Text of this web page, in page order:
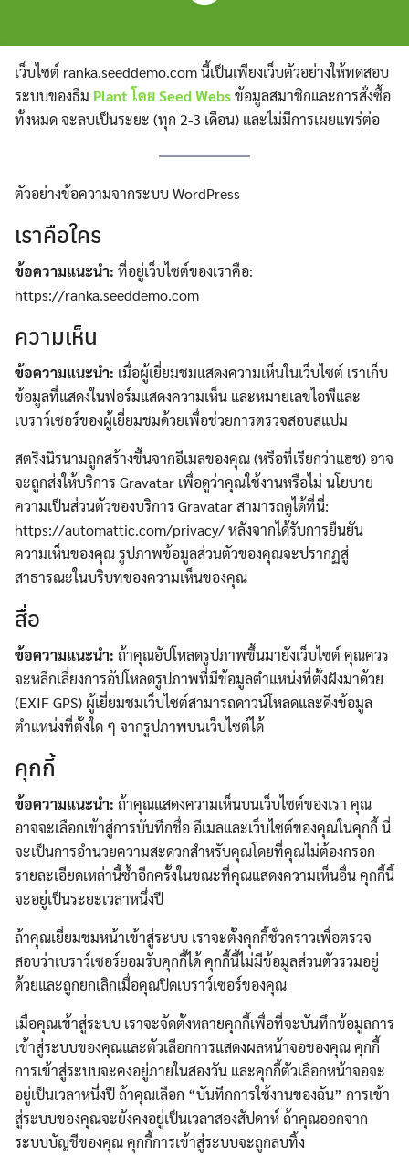
content
เว็บไซต์ ranka.seeddemo.com นี้เป็นเพียงเว็บตัวอย่างให้ทดสอบ
ระบบของธีม Plant โดย Seed Websข้อมูลสมาชิกและการสั่งซื้อ
ทั้งหมด จะลบเป็นระยะ (ทุก 2-3 เดือน) และไม่มีการเผยแพร่ต่อ
ตัวอย่างข้อความจากระบบ WordPress
เราคือใคร
ข้อความแนะนำ: ที่อยู่เว็บไซต์ของเราคือ:
https://ranka.seeddemo.com
ความเห็น
ข้อความแนะนำ: เมื่อผู้เยี่ยมชมแสดงความเห็นในเว็บไซต์ เราเก็บ
ข้อมูลที่แสดงในฟอร์มแสดงความเห็น และหมายเลขไอพีและ
เบราว์เซอร์ของผู้เยี่ยมชมด้วยเพื่อช่วยการตรวจสอบสแปม
สตริงนิรนามถูกสร้างขึ้นจากอีเมลของคุณ (หรือที่เรียกว่าแฮช) อาจ
จะถูกส่งให้บริการ Gravatar เพื่อดูว่าคุณใช้งานหรือไม่ นโยบาย
ความเป็นส่วนตัวของบริการ Gravatar สามารถดูได้ที่นี่:
https://automattic.com/privacy/ หลังจากได้รับการยืนยัน
ความเห็นของคุณ รูปภาพข้อมูลส่วนตัวของคุณจะปรากฏสู่
สาธารณะในบริบทของความเห็นของคุณ
สื่อ
ข้อความแนะนำ: ถ้าคุณอัปโหลดรูปภาพขึ้นมายังเว็บไซต์ คุณควร
จะหลีกเลี่ยงการอัปโหลดรูปภาพที่มีข้อมูลตำแหน่งที่ตั้งฝังมาด้วย
(EXIF GPS) ผู้เยี่ยมชมเว็บไซต์สามารถดาวน์โหลดและดึงข้อมูล
ตำแหน่งที่ตั้งใด ๆ จากรูปภาพบนเว็บไซต์ได้
คุกกี้
ข้อความแนะนำ: ถ้าคุณแสดงความเห็นบนเว็บไซต์ของเรา คุณ
อาจจะเลือกเข้าสู่การบันทึกชื่อ อีเมลและเว็บไซต์ของคุณในคุกกี้ นี่
จะเป็นการอำนวยความสะดวกสำหรับคุณโดยที่คุณไม่ต้องกรอก
รายละเอียดเหล่านี้ซ้ำอีกครั้งในขณะที่คุณแสดงความเห็นอื่น คุกกี้นี้
จะอยู่เป็นระยะเวลาหนึ่งปี
ถ้าคุณเยี่ยมชมหน้าเข้าสู่ระบบ เราจะตั้งคุกกี้ชั่วคราวเพื่อตรวจ
สอบว่าเบราว์เซอร์ยอมรับคุกกี้ได้ คุกกี้นี้ไม่มีข้อมูลส่วนตัวรวมอยู่
ด้วยและถูกยกเลิกเมื่อคุณปิดเบราว์เซอร์ของคุณ
เมื่อคุณเข้าสู่ระบบ เราจะจัดตั้งหลายคุกกี้เพื่อที่จะบันทึกข้อมูลการ
เข้าสู่ระบบของคุณและตัวเลือกการแสดงผลหน้าจอของคุณ คุกกี้
การเข้าสู่ระบบจะคงอยู่ภายในสองวัน และคุกกี้ตัวเลือกหน้าจอจะ
อยู่เป็นเวลาหนึ่งปี ถ้าคุณเลือก “บันทึกการใช้งานของฉัน” การเข้า
สู่ระบบของคุณจะยังคงอยู่เป็นเวลาสองสัปดาห์ ถ้าคุณออกจาก
ระบบบัญชีของคุณ คุกกี้การเข้าสู่ระบบจะถูกลบทิ้ง